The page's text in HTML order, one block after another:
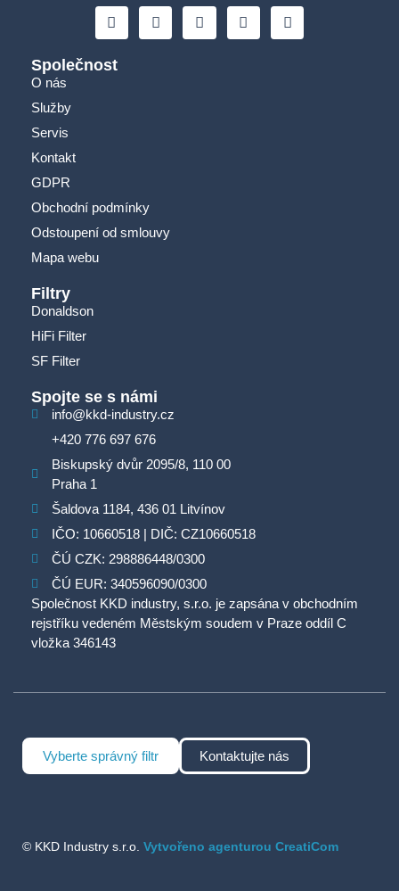
Společnost
O nás
Služby
Servis
Kontakt
GDPR
Obchodní podmínky
Odstoupení od smlouvy
Mapa webu
Filtry
Donaldson
HiFi Filter
SF Filter
Spojte se s námi
info@kkd-industry.cz
+420 776 697 676
Biskupský dvůr 2095/8, 110 00
Praha 1
Šaldova 1184, 436 01 Litvínov
IČO: 10660518 | DIČ: CZ10660518
ČÚ CZK: 298886448/0300
ČÚ EUR: 340596090/0300
Společnost KKD industry, s.r.o. je zapsána v obchodním
rejstříku vedeném Městským soudem v Praze oddíl C
vložka 346143
Vyberte správný filtr Kontaktujte nás
© KKD Industry s.r.o. Vytvořeno agenturou CreatiCom